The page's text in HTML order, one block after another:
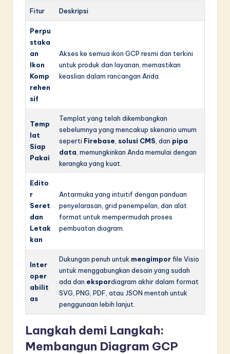
Fitur Deskripsi
Perpu
staka
an
Ikon
Komp
rehen
sif
Akses ke semua ikon GCP resmi dan terkini
untuk produk dan layanan, memastikan
keaslian dalam rancangan Anda.
Temp
lat
Siap
Pakai
Templat yang telah dikembangkan
sebelumnya yang mencakup skenario umum
seperti Firebase solusi CMS , dan pipa
data , memungkinkan Anda memulai dengan
kerangka yang kuat.
Edito
r
Seret
dan
Letak
kan
Antarmuka yang intuitif dengan panduan
penyelarasan, grid penempelan, dan alat
format untuk mempermudah proses
pembuatan diagram.
Inter
oper
abilit
as
Dukungan penuh untuk mengimporfile Visio
untuk menggabungkan desain yang sudah
ada dan ekspordiagram akhir dalam format
SVG, PNG, PDF, atau JSON mentah untuk
penggunaan lebih lanjut.
Langkah demi Langkah:
Membangun Diagram GCP